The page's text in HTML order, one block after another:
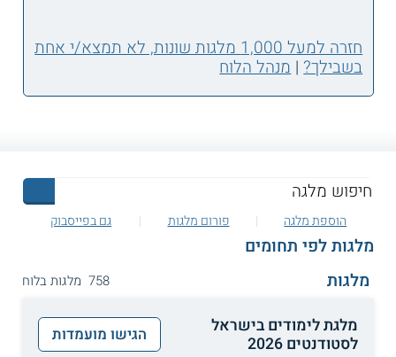
חזרה למעל 1,000 מלגות שונות, לא תמצא/י אחת
בשבילך?|מנהל הלוח
הוספת מלגה פורום מלגות גם בפייסבוק
מלגות לפי תחומים
מלגות
758 מלגות בלוח
מלגת לימודים בישראל
לסטודנטים 2026
הגישו מועמדות